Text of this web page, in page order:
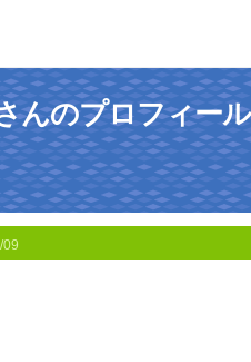
んのプロフィール
09